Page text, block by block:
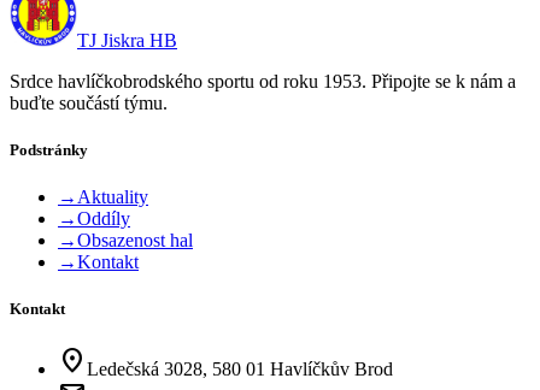
TJ Jiskra HB
Srdce havlíčkobrodského sportu od roku 1953. Připojte se k nám a
buďte součástí týmu.
Podstránky
→ Aktuality
→Oddíly
→Obsazenost hal
→Kontakt
Kontakt
location_on Ledečská 3028, 580 01 Havlíčkův Brod